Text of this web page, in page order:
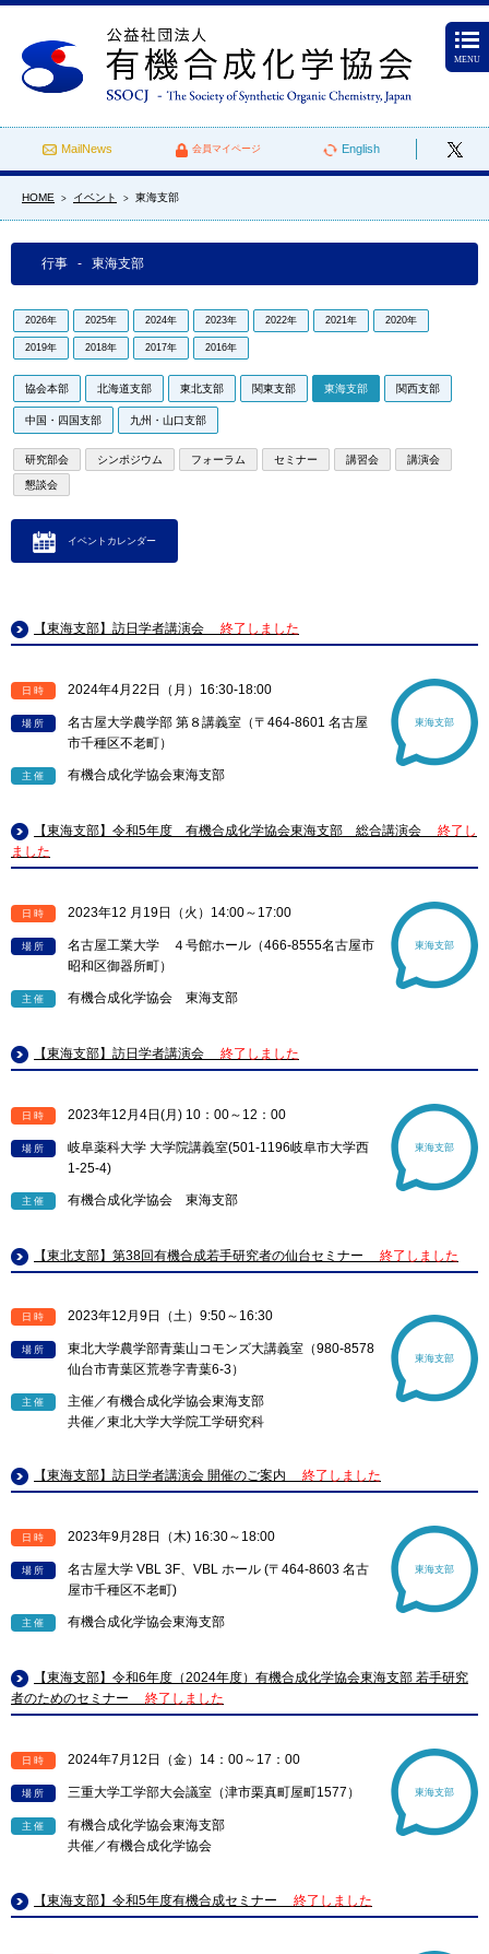
MailNews 会員マイページ English
MENU
HOME > イベント > 東海支部
行事 - 東海支部
2026年 2025年 2024年 2023年 2022年 2021年 2020年
2019年 2018年 2017年 2016年
協会本部 北海道支部 東北支部 関東支部 東海支部 関西支部
中国・四国支部 九州・山口支部
研究部会 シンポジウム フォーラム セミナー 講習会 講演会
懇談会
イベントカレンダー
【東海支部】訪日学者講演会 終了しました
日時 2024年4月22日（月）16:30-18:00
場所
名古屋大学農学部 第８講義室（〒464-8601 名古屋
市千種区不老町）
主催 有機合成化学協会東海支部
東海支部
【東海支部】令和5年度 有機合成化学協会東海支部 総合講演会
終了し
ました
日時 2023年12 月19日（火）14:00～17:00
場所
名古屋工業大学 ４号館ホール（466-8555名古屋市
昭和区御器所町）
主催 有機合成化学協会 東海支部
東海支部
【東海支部】訪日学者講演会 終了しました
日時 2023年12月4日(月) 10：00～12：00
場所
岐阜薬科大学 大学院講義室(501-1196岐阜市大学西
1-25-4)
主催 有機合成化学協会 東海支部
東海支部
【東北支部】第38回有機合成若手研究者の仙台セミナー 終了しました
日時 2023年12月9日（土）9:50～16:30
場所
東北大学農学部青葉山コモンズ大講義室（980-8578
仙台市青葉区荒巻字青葉6-3）
主催
主催／有機合成化学協会東海支部
共催／東北大学大学院工学研究科
東海支部
【東海支部】訪日学者講演会 開催のご案内 終了しました
日時 2023年9月28日（木) 16:30～18:00
場所
名古屋大学 VBL 3F、VBL ホール (〒464-8603 名古
屋市千種区不老町)
主催 有機合成化学協会東海支部
東海支部
【東海支部】令和6年度（2024年度）有機合成化学協会東海支部 若手研究
者のためのセミナー
終了しました
日時 2024年7月12日（金）14：00～17：00
場所 三重大学工学部大会議室（津市栗真町屋町1577）
主催
有機合成化学協会東海支部
共催／有機合成化学協会
東海支部
【東海支部】令和5年度有機合成セミナー 終了しました